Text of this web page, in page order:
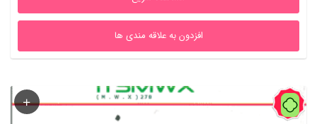
افزدون به علاقه مندی ها
62%